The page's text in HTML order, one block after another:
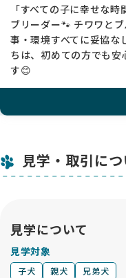
「すべての子に幸せな
ブリーダー🐾 チワワと
事・環境すべてに妥協な
ちは、初めての方でも
す😊
見学・取引につ
見学について
見学対象
子犬 親犬 兄弟犬